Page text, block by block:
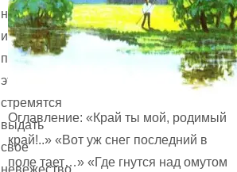
неведомое
и
при
этом
стремятся
выдать
свое
невежество
Оглавление: «Край ты мой, родимый
край!..» «Вот уж снег последний в
поле тает…» «Где гнутся над омутом